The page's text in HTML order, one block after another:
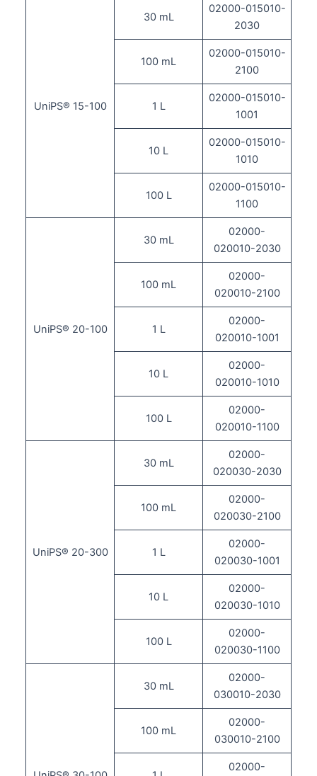
UniPS® 15-100
30 mL
02000-015010-
2030
100 mL
02000-015010-
2100
1 L
02000-015010-
1001
10 L
02000-015010-
1010
100 L
02000-015010-
1100
UniPS® 20-100
30 mL
02000-
020010-2030
100 mL
02000-
020010-2100
1 L
02000-
020010-1001
10 L
02000-
020010-1010
100 L
02000-
020010-1100
UniPS® 20-300
30 mL
02000-
020030-2030
100 mL
02000-
020030-2100
1 L
02000-
020030-1001
10 L
02000-
020030-1010
100 L
02000-
020030-1100
30 mL
02000-
030010-2030
100 mL
02000-
030010-2100
02000-